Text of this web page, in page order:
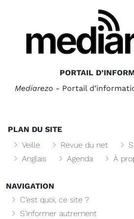
PORTAIL
Mediarezo - Portail
PLAN DU SITE
Veille
Revue du net
Anglais
Agenda À
NAVIGATION
C’est quoi, ce site ?
S’informer autrement